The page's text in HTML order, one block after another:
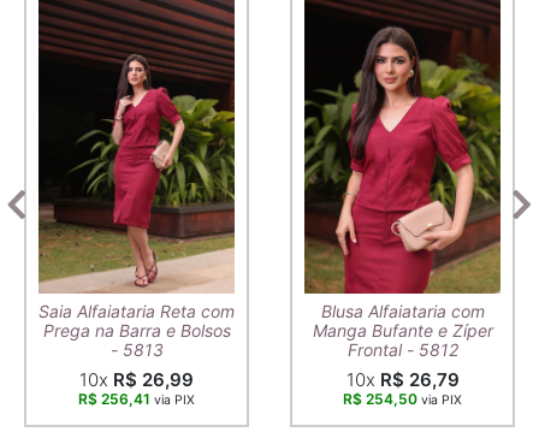
Saia Alfaiataria Reta com
Prega na Barra e Bolsos
- 5813
10x R$ 26,99
R$ 256,41 via PIX
Blusa Alfaiataria com
Manga Bufante e Zíper
Frontal - 5812
10x R$ 26,79
R$ 254,50 via PIX